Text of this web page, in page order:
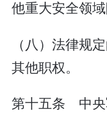
他重大安全领
（八）法律规
其他职权。
第十五条 中央